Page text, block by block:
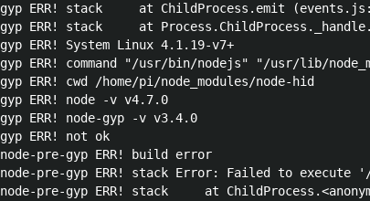
gyp ERR! stack     at ChildProcess.emit
gyp ERR! stack     at
gyp ERR! System Linux 4.1.19-v7+
gyp ERR! command "/usr/bin/nodejs" "/usr/lib/
gyp ERR! cwd /home/pi/node_modules/node-hid
gyp ERR! node -v v4.7.0
gyp ERR! node-gyp -v v3.4.0
gyp ERR! not ok
node-pre-gyp ERR! build error
node-pre-gyp ERR! stack Error: Failed to execute '/
node-pre-gyp ERR! stack     at